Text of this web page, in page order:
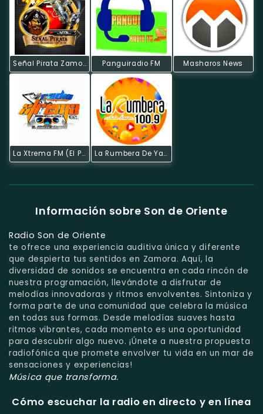
Señal Pirata Zamora Panguiradio FM Masharos News
La Xtrema FM (El Pangui) La Rumbera De Yantzaza
Información sobre Son de Oriente
Radio Son de Oriente
te ofrece una experiencia auditiva única y diferente
que despierta tus sentidos en Zamora. Aquí, la
diversidad de sonidos se encuentra en cada rincón de
nuestra programación, llevándote a disfrutar de
melodías innovadoras y ritmos envolventes. Sintoniza y
forma parte de una comunidad que celebra la música
en todas sus formas. Desde melodías suaves hasta
ritmos vibrantes, cada momento es una oportunidad
para descubrir algo nuevo. ¡Únete a nuestra propuesta
radiofónica que promete envolver tu vida en un mar de
sensaciones y experiencias!
Música que transforma.
Cómo escuchar la radio en directo y en línea